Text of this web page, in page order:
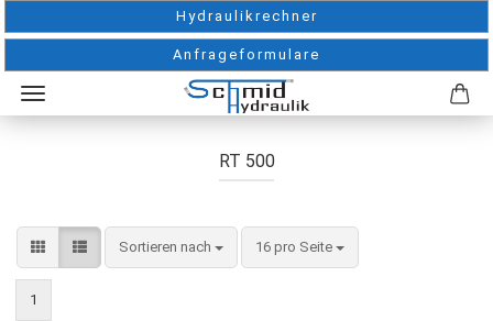
Hydraulikrechner
Anfrageformulare
RT 500
Sortieren nach
Sortieren nach 16 pro Seite
pro Seite
1